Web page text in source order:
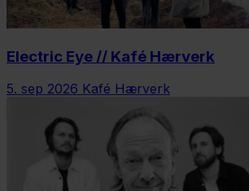
Electric Eye // Kafé Hærverk
5. sep 2026 Kafé Hærverk